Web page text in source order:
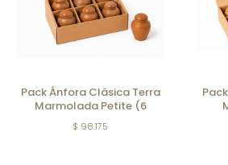
Pack Ánfora Clásica Terra
Marmolada Petite (6
Unidades)
$ 98.175